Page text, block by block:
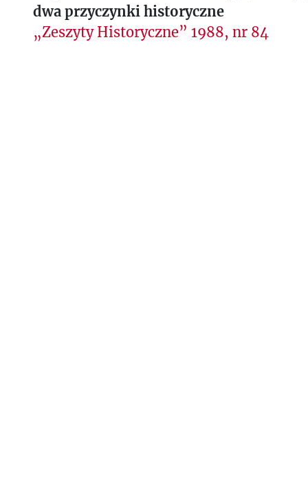
dwa przyczynki historyczne
„Zeszyty Historyczne” 1988, nr 84